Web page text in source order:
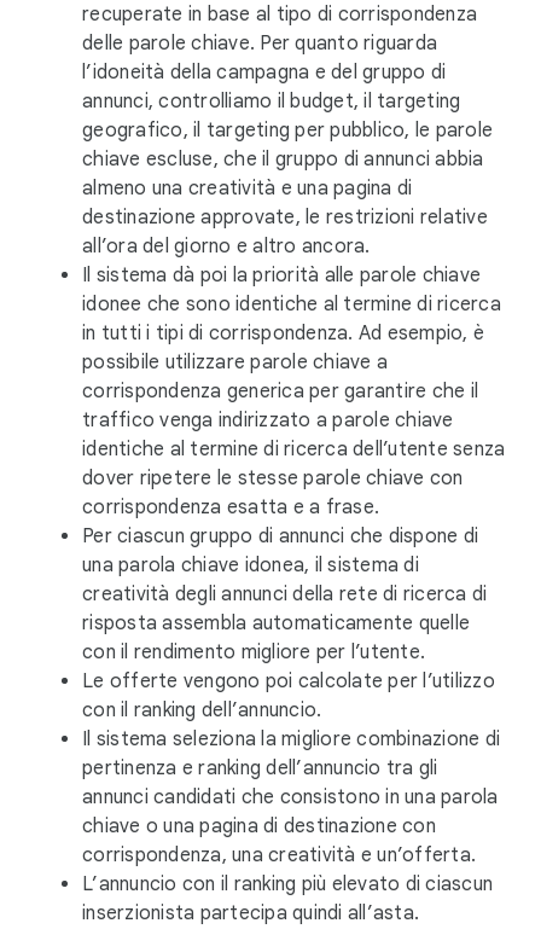
recuperate in base al tipo di corrispondenza
delle parole chiave. Per quanto riguarda
l’idoneità della campagna e del gruppo di
annunci, controlliamo il budget, il targeting
geografico, il targeting per pubblico, le parole
chiave escluse, che il gruppo di annunci abbia
almeno una creatività e una pagina di
destinazione approvate, le restrizioni relative
all’ora del giorno e altro ancora.
Il sistema dà poi la priorità alle parole chiave
idonee che sono identiche al termine di ricerca
in tutti i tipi di corrispondenza. Ad esempio, è
possibile utilizzare parole chiave a
corrispondenza generica per garantire che il
traffico venga indirizzato a parole chiave
identiche al termine di ricerca dell’utente senza
dover ripetere le stesse parole chiave con
corrispondenza esatta e a frase.
Per ciascun gruppo di annunci che dispone di
una parola chiave idonea, il sistema di
creatività degli annunci della rete di ricerca di
risposta assembla automaticamente quelle
con il rendimento migliore per l’utente.
Le offerte vengono poi calcolate per l’utilizzo
con il ranking dell’annuncio.
Il sistema seleziona la migliore combinazione di
pertinenza e ranking dell’annuncio tra gli
annunci candidati che consistono in una parola
chiave o una pagina di destinazione con
corrispondenza, una creatività e un’offerta.
L’annuncio con il ranking più elevato di ciascun
inserzionista partecipa quindi all’asta.